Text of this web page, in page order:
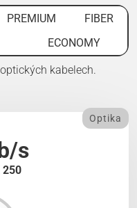
PREMIUM
FIBER
ECONOMY
kabelech.
s
250
Optika